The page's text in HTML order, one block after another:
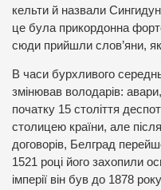
кельти й назвали
це була прикордонна
сюди прийшли слов’яни,
В часи бурхливого
змінював володарів:
початку 15 століття
столицею країни, але
договорів, Белград
1521 році його захопили
імперії він був до 1878